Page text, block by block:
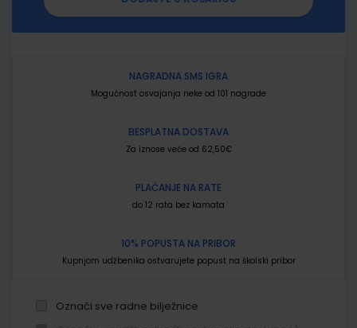
NAGRADNA SMS IGRA
Mogućnost osvajanja neke od 101 nagrade
BESPLATNA DOSTAVA
Za iznose veće od 62,50€
PLAĆANJE NA RATE
do 12 rata bez kamata
10% POPUSTA NA PRIBOR
Kupnjom udžbenika ostvarujete popust na školski pribor
Označi sve radne bilježnice